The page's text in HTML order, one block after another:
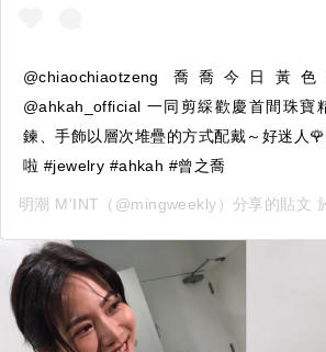
@chiaochiaotzeng 喬喬今日黃
@ahkah_official 一同剪綵歡慶首間珠寶
鍊、手飾以層次堆疊的方式配戴～好迷人
啦 #jewelry #ahkah #曾之喬
明潮 M'INT （@mingweekly）分享的貼文